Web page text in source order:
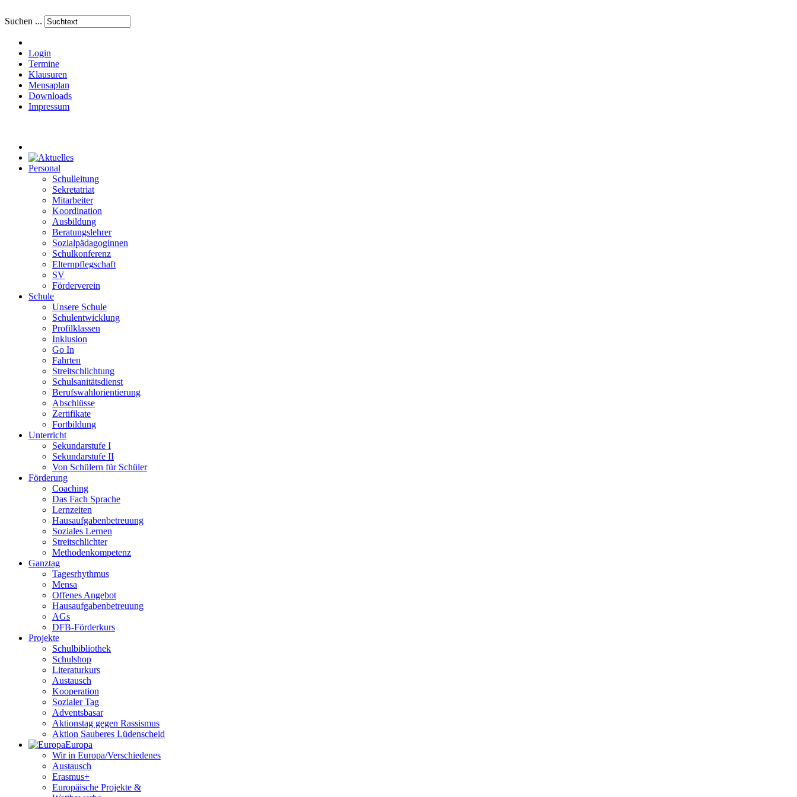
Suchen ...
Login
Termine
Klausuren
Mensaplan
Downloads
Impressum
Personal
Schulleitung
Sekretatriat
Mitarbeiter
Koordination
Ausbildung
Beratungslehrer
Sozialpädagoginnen
Schulkonferenz
Elternpflegschaft
SV
Förderverein
Schule
Unsere Schule
Schulentwicklung
Profilklassen
Inklusion
Go In
Fahrten
Streitschlichtung
Schulsanitätsdienst
Berufswahlorientierung
Abschlüsse
Zertifikate
Fortbildung
Unterricht
Sekundarstufe I
Sekundarstufe II
Von Schülern für Schüler
Förderung
Coaching
Das Fach Sprache
Lernzeiten
Hausaufgabenbetreuung
Soziales Lernen
Streitschlichter
Methodenkompetenz
Ganztag
Tagesrhythmus
Mensa
Offenes Angebot
Hausaufgabenbetreuung
AGs
DFB-Förderkurs
Projekte
Schulbibliothek
Schulshop
Literaturkurs
Austausch
Kooperation
Sozialer Tag
Adventsbasar
Aktionstag gegen Rassismus
Aktion Sauberes Lüdenscheid
Europa
Wir in Europa/Verschiedenes
Austausch
Erasmus+
Europäische Projekte &